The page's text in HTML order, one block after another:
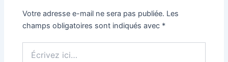
Votre adresse e-mail ne sera pas publiée. Les
champs obligatoires sont indiqués avec *
ici…